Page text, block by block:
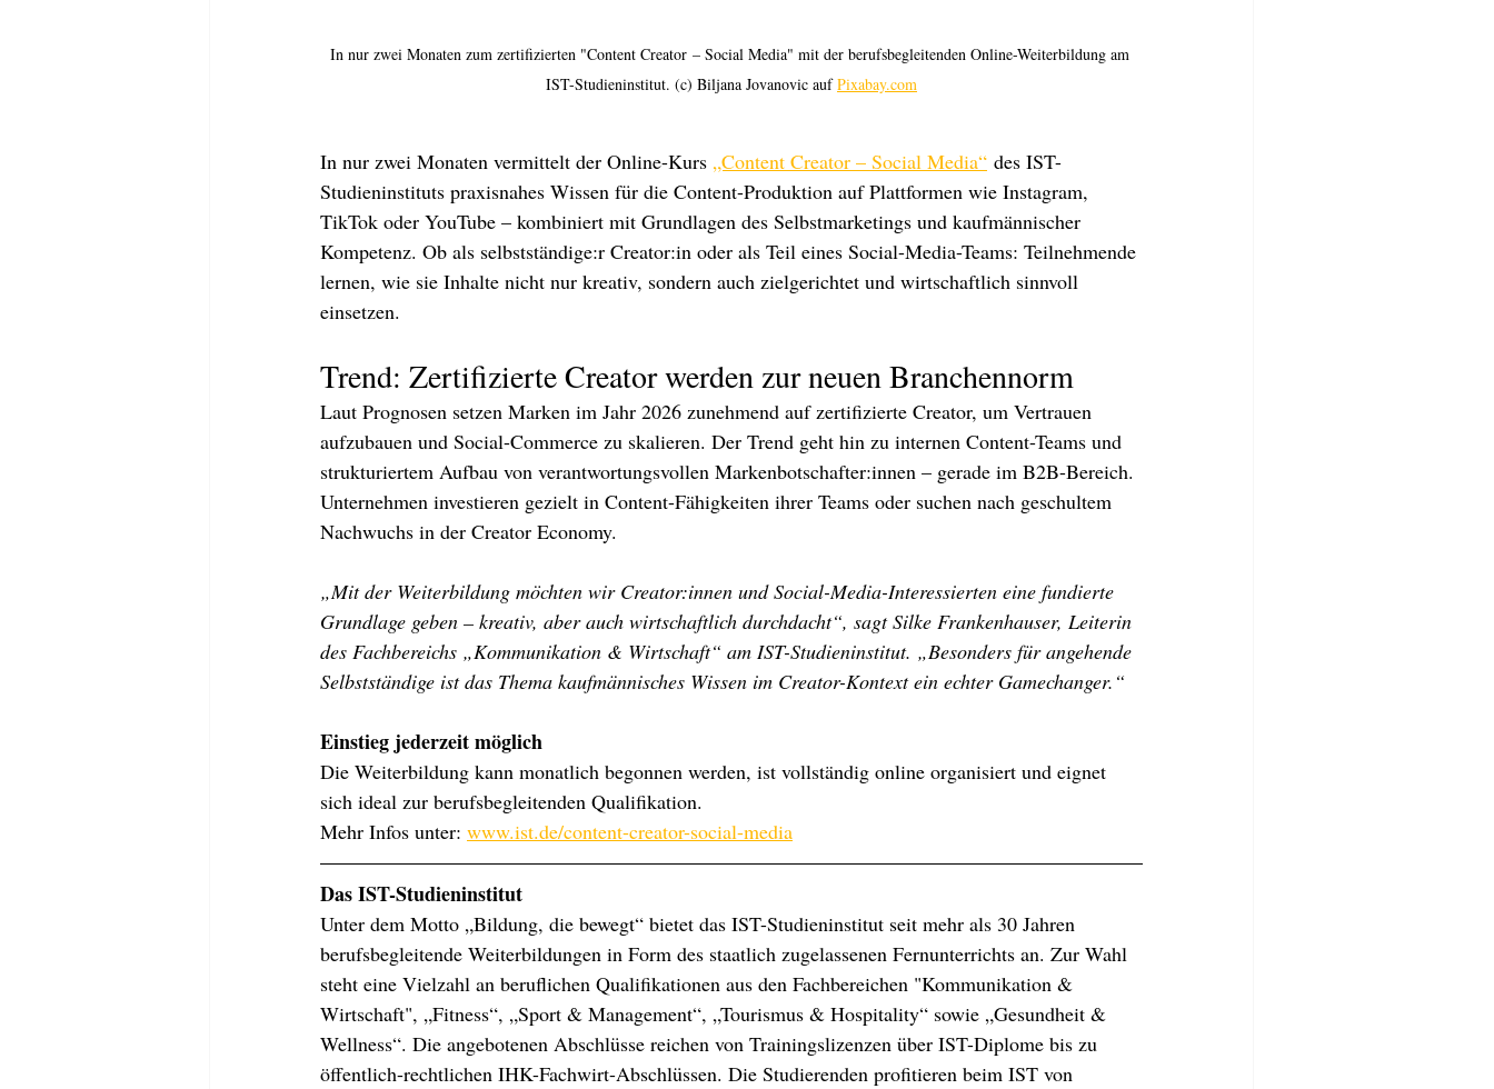
In nur zwei Monaten zum zertifizierten "Content Creator – Social Media" mit der berufsbegleitenden Online-Weiterbildung am
IST-Studieninstitut. (c) Biljana Jovanovic auf Pixabay.com
In nur zwei Monaten vermittelt der Online-Kurs „Content Creator – Social Media“ des IST-
Studieninstituts praxisnahes Wissen für die Content-Produktion auf Plattformen wie Instagram,
TikTok oder YouTube – kombiniert mit Grundlagen des Selbstmarketings und kaufmännischer
Kompetenz. Ob als selbstständige:r Creator:in oder als Teil eines Social-Media-Teams: Teilnehmende
lernen, wie sie Inhalte nicht nur kreativ, sondern auch zielgerichtet und wirtschaftlich sinnvoll
einsetzen.
Trend: Zertifizierte Creator werden zur neuen Branchennorm
Laut Prognosen setzen Marken im Jahr 2026 zunehmend auf zertifizierte Creator, um Vertrauen
aufzubauen und Social-Commerce zu skalieren. Der Trend geht hin zu internen Content-Teams und
strukturiertem Aufbau von verantwortungsvollen Markenbotschafter:innen – gerade im B2B-Bereich.
Unternehmen investieren gezielt in Content-Fähigkeiten ihrer Teams oder suchen nach geschultem
Nachwuchs in der Creator Economy.
„Mit der Weiterbildung möchten wir Creator:innen und Social-Media-Interessierten eine fundierte
Grundlage geben – kreativ, aber auch wirtschaftlich durchdacht“, sagt Silke Frankenhauser, Leiterin
des Fachbereichs „Kommunikation & Wirtschaft“ am IST-Studieninstitut. „Besonders für angehende
Selbstständige ist das Thema kaufmännisches Wissen im Creator-Kontext ein echter Gamechanger.“
Einstieg jederzeit möglich
Die Weiterbildung kann monatlich begonnen werden, ist vollständig online organisiert und eignet
sich ideal zur berufsbegleitenden Qualifikation.
Mehr Infos unter: www.ist.de/content-creator-social-media
Das IST-Studieninstitut
Unter dem Motto „Bildung, die bewegt“ bietet das IST-Studieninstitut seit mehr als 30 Jahren
berufsbegleitende Weiterbildungen in Form des staatlich zugelassenen Fernunterrichts an. Zur Wahl
steht eine Vielzahl an beruflichen Qualifikationen aus den Fachbereichen "Kommunikation &
Wirtschaft", „Fitness“, „Sport & Management“, „Tourismus & Hospitality“ sowie „Gesundheit &
Wellness“. Die angebotenen Abschlüsse reichen von Trainingslizenzen über IST-Diplome bis zu
öffentlich-rechtlichen IHK-Fachwirt-Abschlüssen. Die Studierenden profitieren beim IST von